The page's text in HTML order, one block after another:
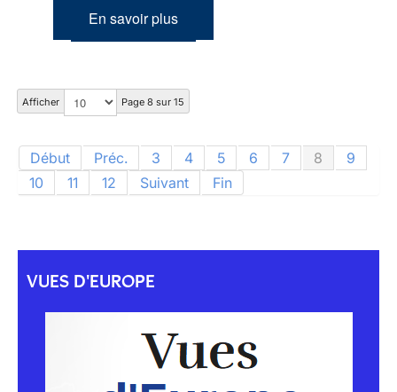
En savoir plus
Afficher Page 8 sur 15
Début Préc. 3 4 5 6 7 8
9
10
11 12 Suivant Fin
VUES D'EUROPE